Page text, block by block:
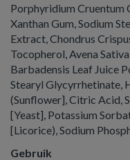
Porphyridium Cruentum
Xanthan Gum, Sodium
Extract, Chondrus
Tocopherol, Avena
Barbadensis Leaf Juice
Stearyl Glycyrrhetinate,
(Sunflower], Citric Acid,
[Yeast], Potassium
[Licorice), Sodium
Gebruik